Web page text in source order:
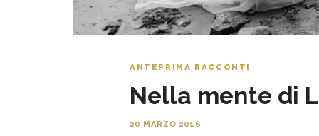
ANTEPRIMA RACCONTI
Nella mente di
20 MARZO 2016